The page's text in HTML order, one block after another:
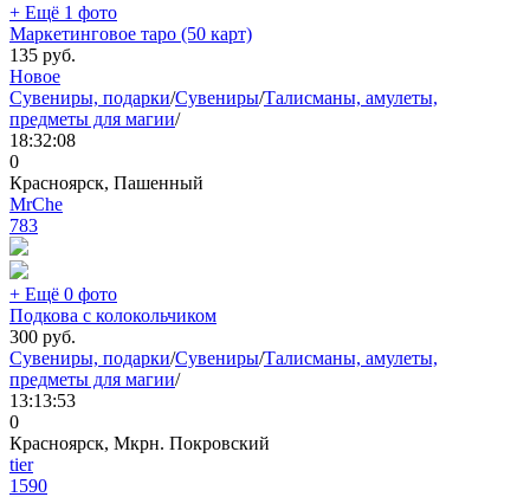
+ Ещё 1 фото
Маркетинговое таро (50 карт)
135 руб.
Новое
Сувениры, подарки/Сувениры/Талисманы, амулеты,
предметы для магии/
18:32:08
0
Красноярск, Пашенный
MrChe
783
+ Ещё 0 фото
Подкова с колокольчиком
300 руб.
Сувениры, подарки/Сувениры/Талисманы, амулеты,
предметы для магии/
13:13:53
0
Красноярск, Мкрн. Покровский
tier
1590